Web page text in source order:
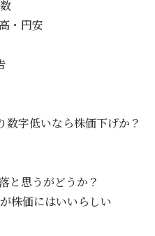
・円安
字低いなら株価下げか？
と思うがどうか？
価にはいいらしい